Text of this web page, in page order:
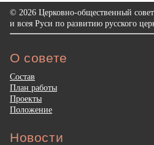
© 2026 Церковно-общественный
и всея Руси по развитию русского
О совете
Состав
План работы
Проекты
Положение
Новости